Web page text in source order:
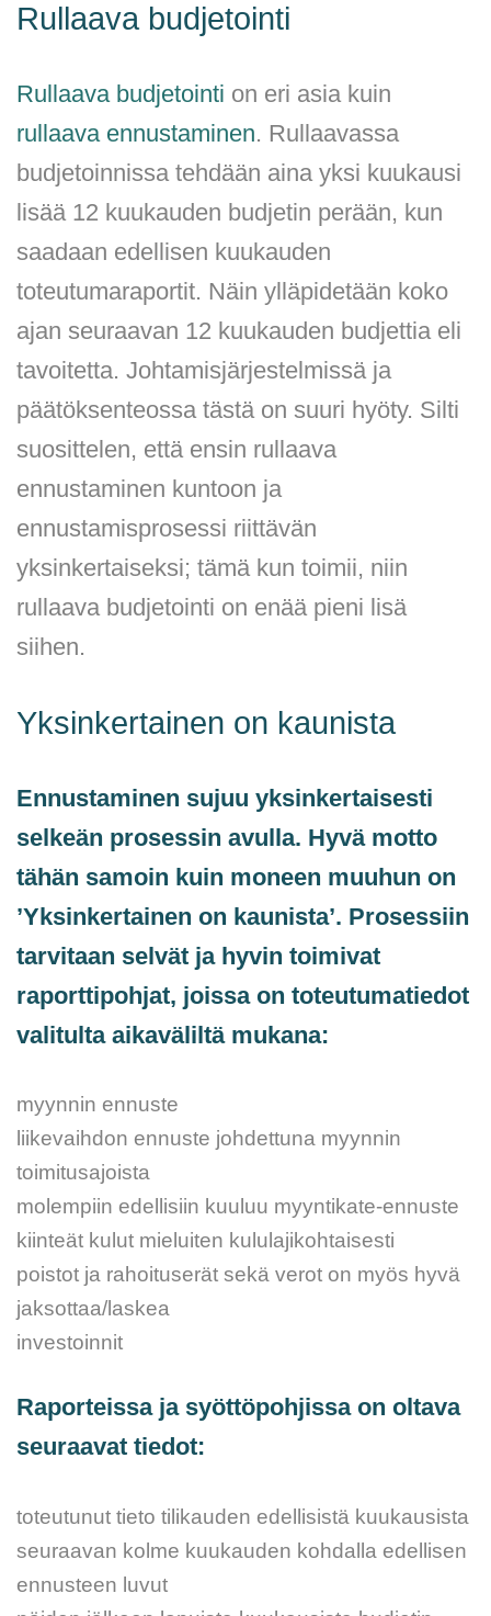
Rullaava budjetointi
Rullaava budjetointi on eri asia kuin
rullaava ennustaminen. Rullaavassa
budjetoinnissa tehdään aina yksi kuukausi
lisää 12 kuukauden budjetin perään, kun
saadaan edellisen kuukauden
toteutumaraportit. Näin ylläpidetään koko
ajan seuraavan 12 kuukauden budjettia eli
tavoitetta. Johtamisjärjestelmissä ja
päätöksenteossa tästä on suuri hyöty. Silti
suosittelen, että ensin rullaava
ennustaminen kuntoon ja
ennustamisprosessi riittävän
yksinkertaiseksi; tämä kun toimii, niin
rullaava budjetointi on enää pieni lisä
siihen.
Yksinkertainen on kaunista
Ennustaminen sujuu yksinkertaisesti
selkeän prosessin avulla. Hyvä motto
tähän samoin kuin moneen muuhun on
’Yksinkertainen on kaunista’. Prosessiin
tarvitaan selvät ja hyvin toimivat
raporttipohjat, joissa on toteutumatiedot
valitulta aikaväliltä mukana:
myynnin ennuste
liikevaihdon ennuste johdettuna myynnin
toimitusajoista
molempiin edellisiin kuuluu myyntikate-ennuste
kiinteät kulut mieluiten kululajikohtaisesti
poistot ja rahoituserät sekä verot on myös hyvä
jaksottaa/laskea
investoinnit
Raporteissa ja syöttöpohjissa on oltava
seuraavat tiedot:
toteutunut tieto tilikauden edellisistä kuukausista
seuraavan kolme kuukauden kohdalla edellisen
ennusteen luvut